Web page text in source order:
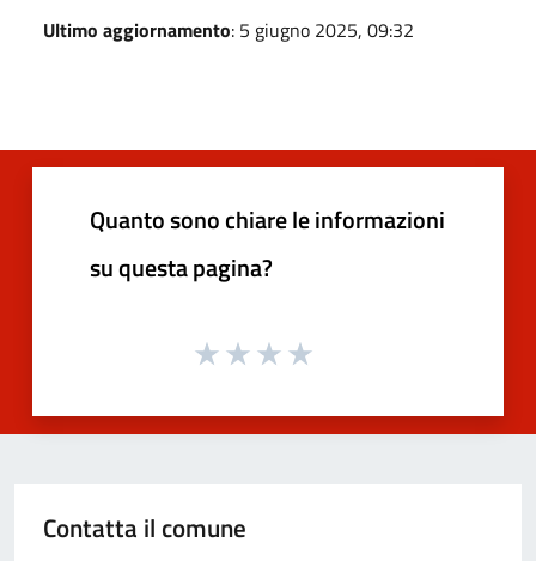
Ultimo aggiornamento: 5 giugno 2025, 09:32
Quanto sono chiare le informazioni
su questa pagina?
Contatta il comune